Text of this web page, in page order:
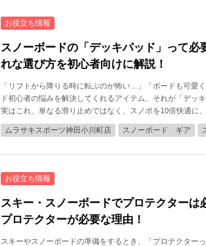
お役立ち情報
スノーボードの「デッキパッド」って必
れな選び方を初心者向けに解説！
「リフトから降りる時に転ぶのが怖い…」「ボードも可愛
ド初心者の悩みを解決してくれるアイテム、それが「デッ
実はこれ、単なる滑り止めではなく、スノボを10倍快適に
ムラサキスポーツ神田小川町店 スノーボード ギア
お役立ち情報
スキー・スノーボードでプロテクターは
プロテクターが必要な理由！
スキーやスノーボードの準備をするとき、「プロテクター